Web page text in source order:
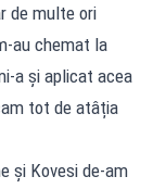
de multe ori
au chemat la
a și aplicat acea
tot de atâția
și Kovesi de-am